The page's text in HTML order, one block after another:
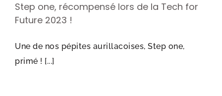
Step one, récompensé lors de la Tech for
Future 2023 !
Une de nos pépites aurillacoises, Step one,
primé ! [...]